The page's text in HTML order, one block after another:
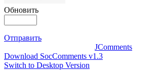
Обновить
Отправить
JComments
Download SocComments v1.3
Switch to Desktop Version